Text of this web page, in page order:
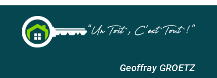
Geoffray GROETZ